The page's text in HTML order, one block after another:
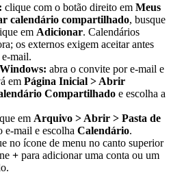
clique com o botão direito em Meus
calendário compartilhado, busque
em Adicionar. Calendários
os externos exigem aceitar antes
mail.
abra o convite por e-mail e
em Página Inicial > Abrir
Compartilhado e escolha a
em Arquivo > Abrir > Pasta de
e-mail e escolha Calendário.
no ícone de menu no canto superior
+ para adicionar uma conta ou um